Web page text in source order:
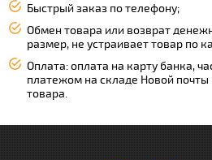
Быстрый заказ по телефону;
Обмен товара или возврат
размер, не устраивает товар по
Оплата: оплата на карту банка,
платежом на складе Новой
товара.